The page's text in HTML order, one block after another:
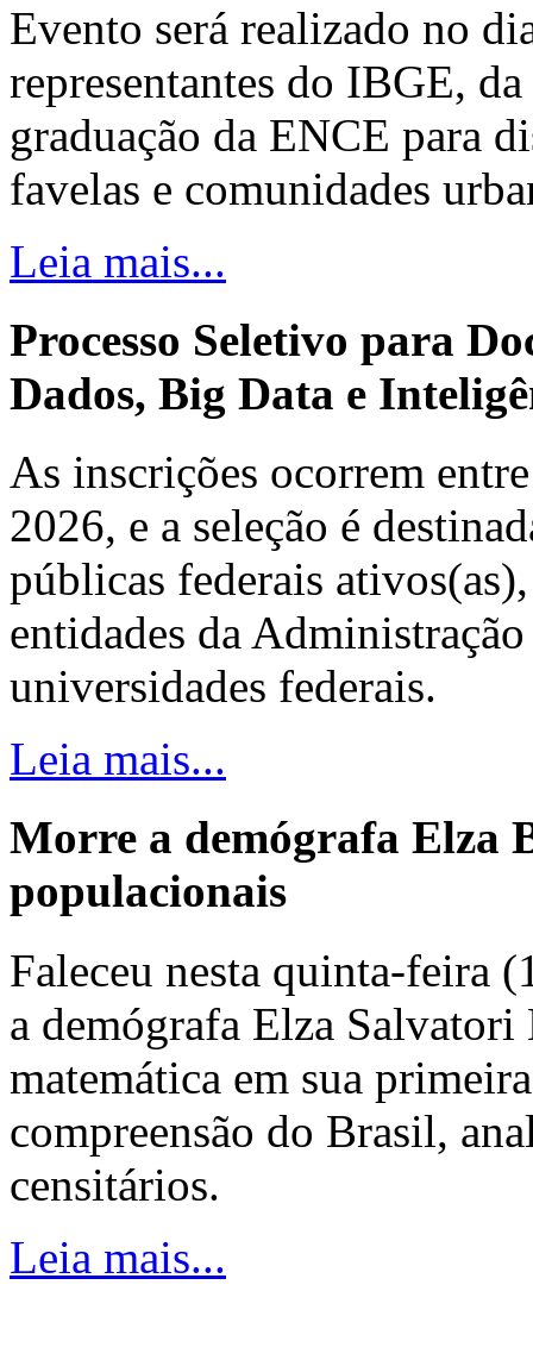
Evento será realizado no
representantes do IBGE,
graduação da ENCE para
favelas e comunidades
Leia mais...
Processo Seletivo para
Dados, Big Data e
As inscrições ocorrem
2026, e a seleção é
públicas federais
entidades da
universidades federais.
Leia mais...
Morre a demógrafa Elza
populacionais
Faleceu nesta quinta-feira
a demógrafa Elza
matemática em sua
compreensão do Brasil,
censitários.
Leia mais...